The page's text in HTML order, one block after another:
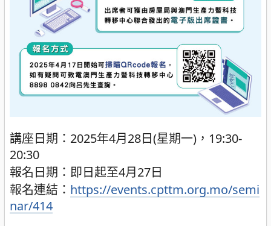
講座日期：2025年4月28日(星期一)，19:30-
20:30
報名日期：即日起至4月27日
報名連結： https://events.cpttm.org.mo/semi
nar/414